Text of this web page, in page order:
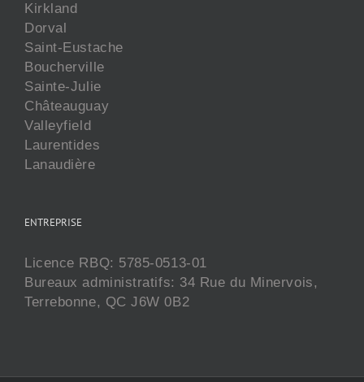
Kirkland
Dorval
Saint-Eustache
Boucherville
Sainte-Julie
Châteauguay
Valleyfield
Laurentides
Lanaudière
ENTREPRISE
Licence RBQ: 5785-0513-01
Bureaux administratifs: 34 Rue du Minervois,
Terrebonne, QC J6W 0B2